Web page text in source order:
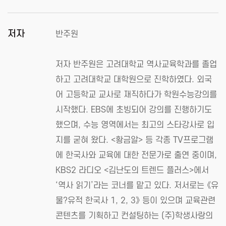
저자 반주원
저자 반주원은 고려대학교 역사교육학과를 졸업
하고 고려대학교 대학원으로 진학하였다. 외국
어 고등학교 교사로 재직하다가 학원수능강의를
시작했다. EBS에 초빙되어 강의를 진행하기도
했으며, 수능 영역에서는 최고의 스타강사로 입
지를 굳혀 왔다. <황금알> 등 각종 TV프로그램
에 한국사와 교육에 대한 전문가로 출연 중이며,
KBS2 라디오 <김난도의 트렌드 플러스>에서
‘역사 읽기’라는 코너를 맡고 있다. 저서로는 《유
물?유적 한국사 1, 2, 3》 등이 있으며 교육관련
콘텐츠를 기획하고 컨설팅하는 (주)학생사랑의